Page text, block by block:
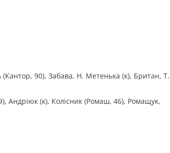
90), Забава, Н. Метенька (к), Британ, Т.
Андріюк (к), Колісник (Ромаш, 46), Ромащук,